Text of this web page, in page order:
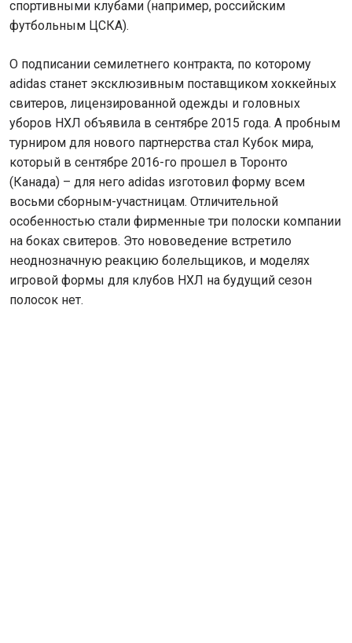
спортивными клубами (например, российским
футбольным ЦСКА).
О подписании семилетнего контракта, по которому
adidas станет эксклюзивным поставщиком хоккейных
свитеров, лицензированной одежды и головных
уборов НХЛ объявила в сентябре 2015 года. А пробным
турниром для нового партнерства стал Кубок мира,
который в сентябре 2016-го прошел в Торонто
(Канада) – для него adidas изготовил форму всем
восьми сборным-участницам. Отличительной
особенностью стали фирменные три полоски компании
на боках свитеров. Это нововедение встретило
неоднозначную реакцию болельщиков, и моделях
игровой формы для клубов НХЛ на будущий сезон
полосок нет.